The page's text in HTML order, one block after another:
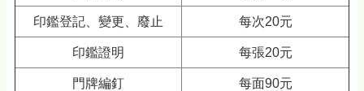
印鑑登記、變更、廢止 每次20元
印鑑證明 每張20元
門牌編釘 每面90元